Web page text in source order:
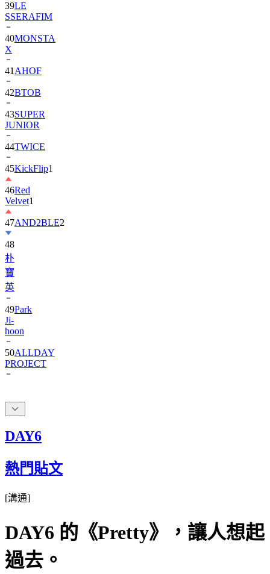
39LE
SSERAFIM
40MONSTA
X
41 AHOF
42BTOB
43SUPER
JUNIOR
44TWICE
45KickFlip1
46Red
Velvet1
47AND2BLE2
48
朴
寶
英
49Park
Ji-
hoon
50ALLDAY
PROJECT
DAY6
熱門貼文
[溝通]
DAY6 的《Pretty》，讓人想起
過去。